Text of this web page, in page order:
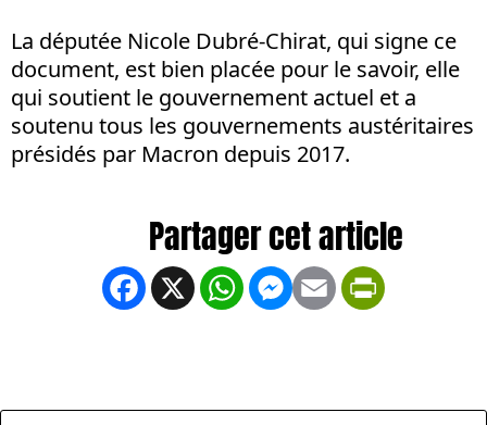
La députée Nicole Dubré-Chirat, qui signe ce
document, est bien placée pour le savoir, elle
qui soutient le gouvernement actuel et a
soutenu tous les gouvernements austéritaires
présidés par Macron depuis 2017.
Facebook
X WhatsApp
Messenger
Email